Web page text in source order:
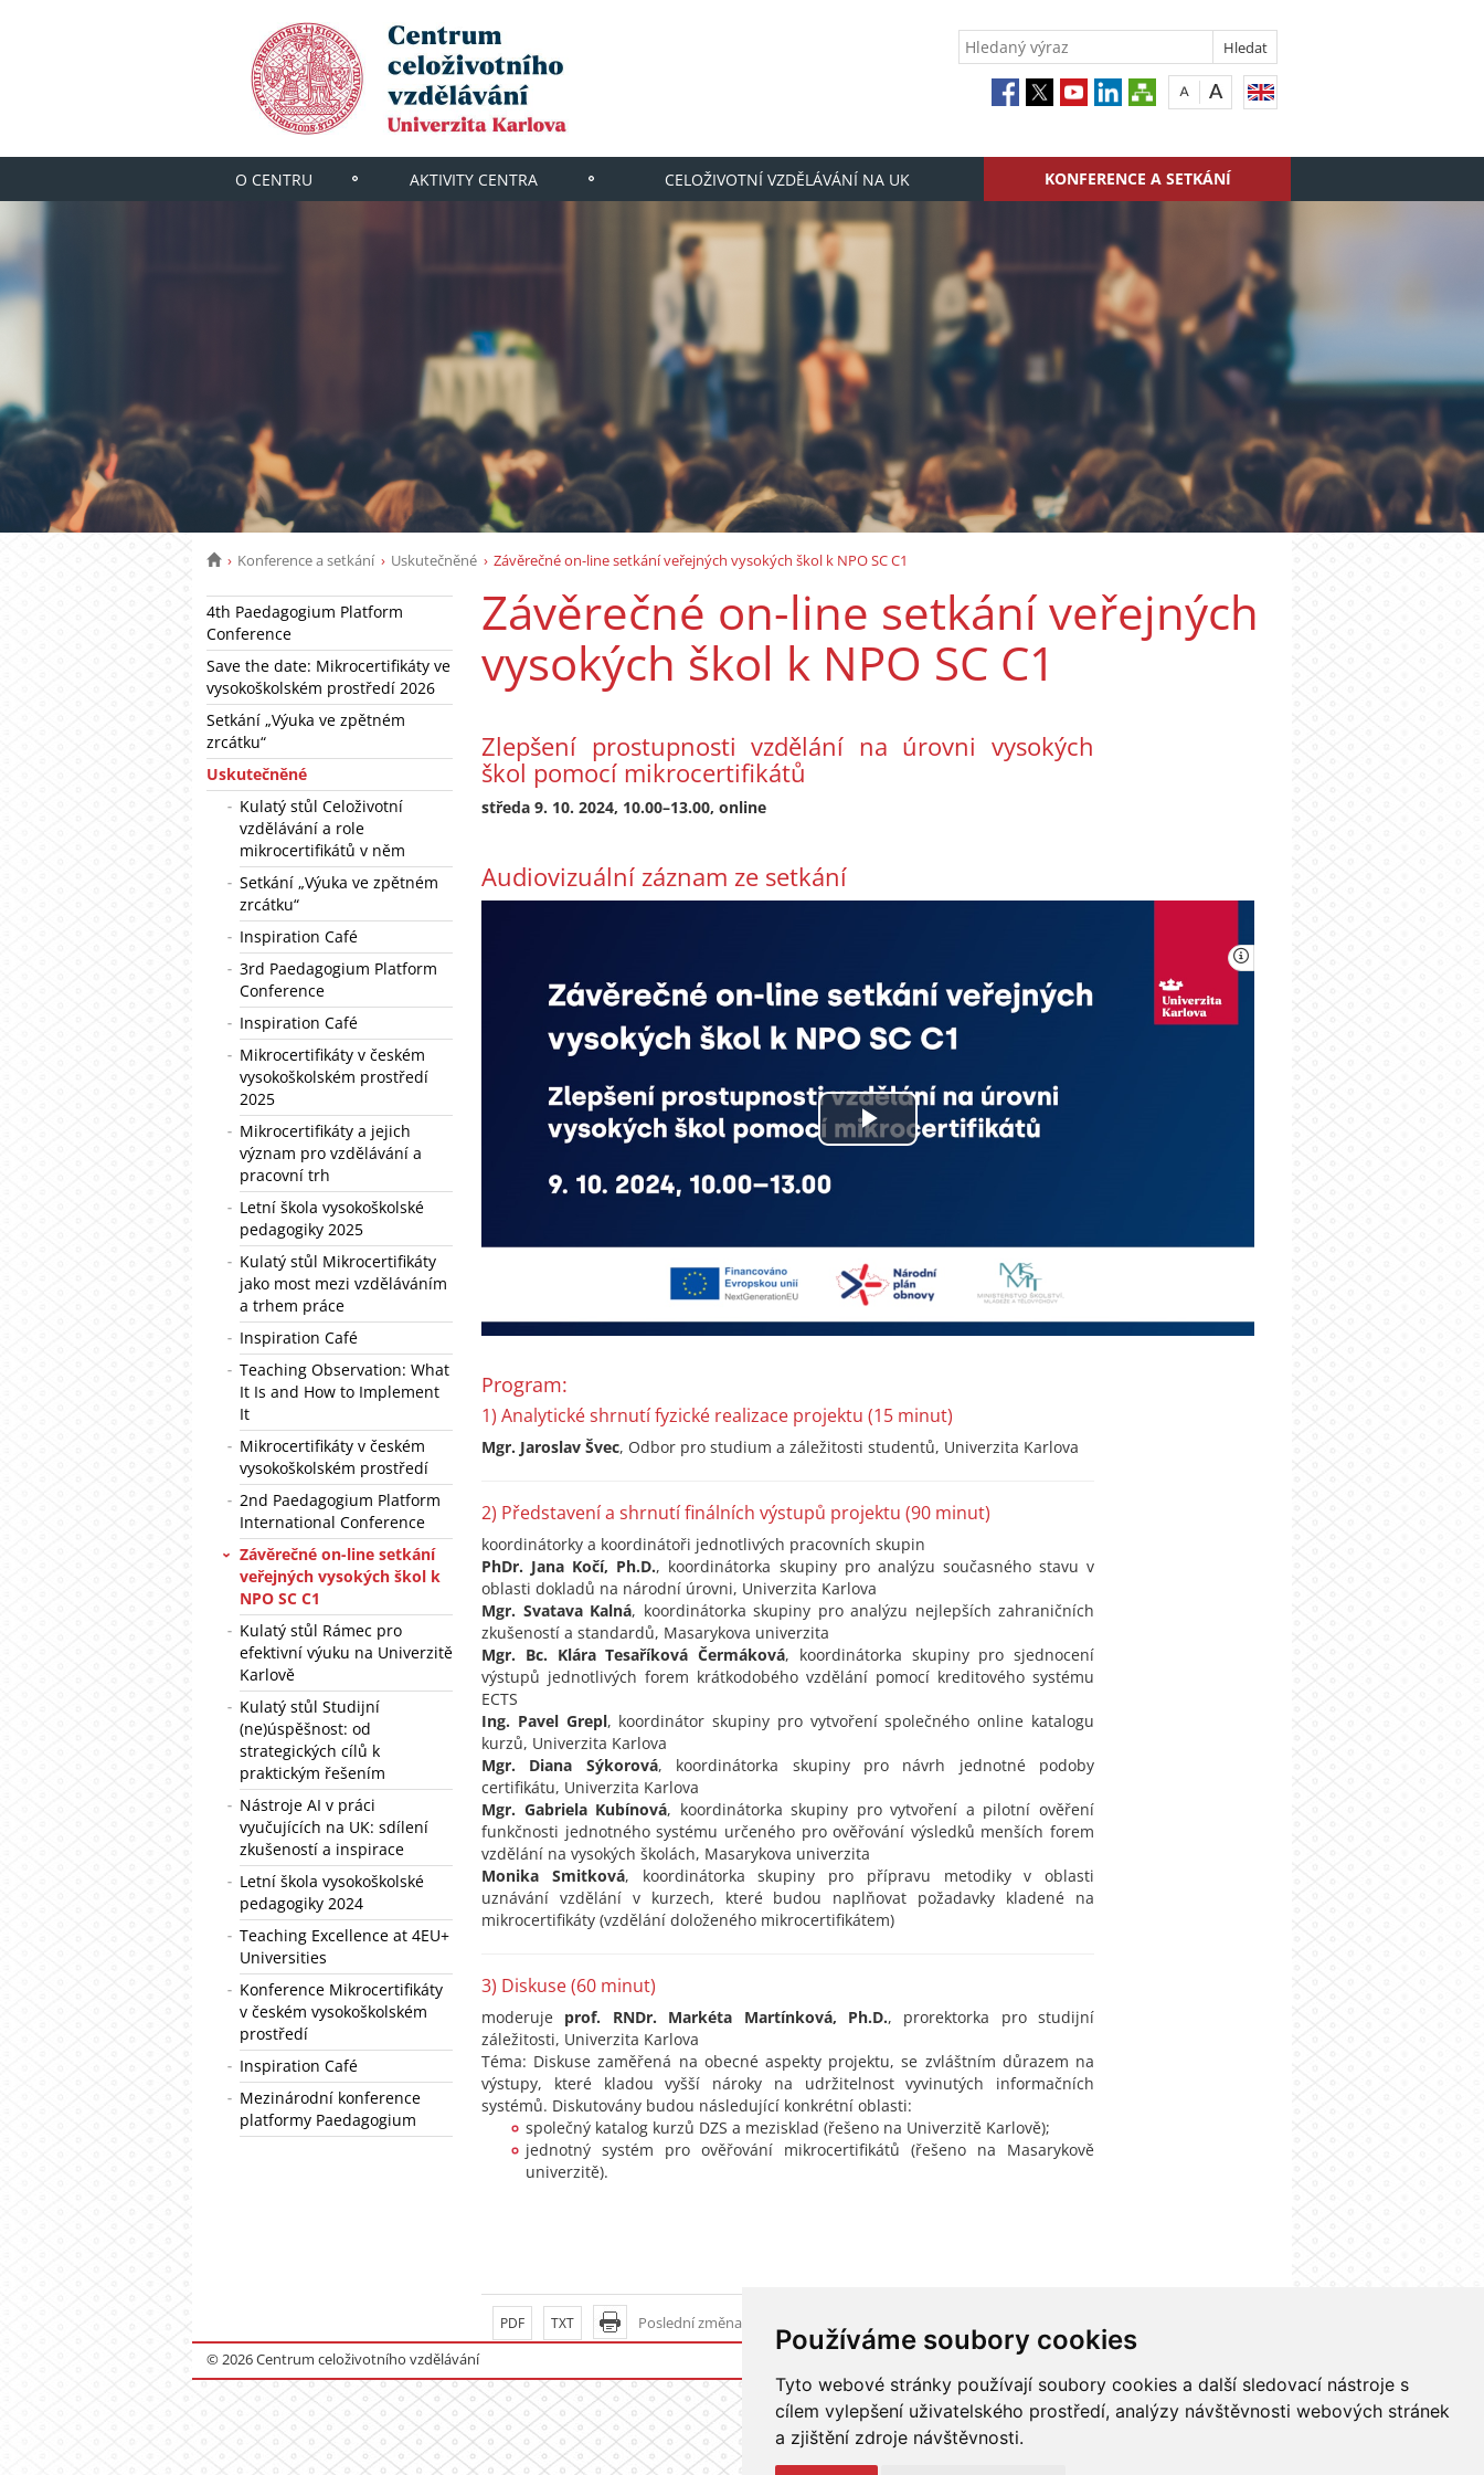
Používáme soubory cookies
Tyto webové stránky používají soubory cookies a další sledovací nástroje s
cílem vylepšení uživatelského prostředí, analýzy návštěvnosti webových stránek
a zjištění zdroje návštěvnosti.
O CENTRU AKTIVITY CENTRA CELOŽIVOTNÍ VZDĚLÁVÁNÍ NA UK KONFERENCE A SETKÁNÍ
Konference a setkání Uskutečněné Závěrečné on-line setkání veřejných vysokých škol k NPO SC C1
4th Paedagogium Platform
Conference
Save the date: Mikrocertifikáty ve
vysokoškolském prostředí 2026
Setkání „Výuka ve zpětném
zrcátku“
Uskutečněné
Kulatý stůl Celoživotní
vzdělávání a role
mikrocertifikátů v něm
Setkání „Výuka ve zpětném
zrcátku“
Inspiration Café
3rd Paedagogium Platform
Conference
Inspiration Café
Mikrocertifikáty v českém
vysokoškolském prostředí
2025
Mikrocertifikáty a jejich
význam pro vzdělávání a
pracovní trh
Letní škola vysokoškolské
pedagogiky 2025
Kulatý stůl Mikrocertifikáty
jako most mezi vzděláváním
a trhem práce
Inspiration Café
Teaching Observation: What
It Is and How to Implement
It
Mikrocertifikáty v českém
vysokoškolském prostředí
2nd Paedagogium Platform
International Conference
Závěrečné on-line setkání
veřejných vysokých škol k
NPO SC C1
Kulatý stůl Rámec pro
efektivní výuku na Univerzitě
Karlově
Kulatý stůl Studijní
(ne)úspěšnost: od
strategických cílů k
praktickým řešením
Nástroje AI v práci
vyučujících na UK: sdílení
zkušeností a inspirace
Letní škola vysokoškolské
pedagogiky 2024
Teaching Excellence at 4EU+
Universities
Konference Mikrocertifikáty
v českém vysokoškolském
prostředí
Inspiration Café
Mezinárodní konference
platformy Paedagogium
Závěrečné on-line setkání veřejných
vysokých škol k NPO SC C1
Zlepšení prostupnosti vzdělání na úrovni vysokých
škol pomocí mikrocertifikátů
středa 9. 10. 2024, 10.00–13.00, online
Audiovizuální záznam ze setkání
Program:
1) Analytické shrnutí fyzické realizace projektu (15 minut)
Mgr. Jaroslav Švec, Odbor pro studium a záležitosti studentů, Univerzita Karlova
2) Představení a shrnutí finálních výstupů projektu (90 minut)
koordinátorky a koordinátoři jednotlivých pracovních skupin
PhDr. Jana Kočí, Ph.D., koordinátorka skupiny pro analýzu současného stavu v
oblasti dokladů na národní úrovni​, Univerzita Karlova
Mgr. Svatava Kalná, koordinátorka skupiny pro analýzu nejlepších zahraničních
zkušeností a standardů​, Masarykova univerzita
Mgr. Bc. Klára Tesaříková Čermáková, koordinátorka skupiny pro sjednocení
výstupů jednotlivých forem krátkodobého vzdělání pomocí kreditového systému
ECTS
Ing. Pavel Grepl​, koordinátor skupiny pro vytvoření společného online katalogu
kurzů​, Univerzita Karlova
Mgr. Diana Sýkorová, koordinátorka skupiny pro návrh jednotné podoby
certifikátu​, Univerzita Karlova
Mgr. Gabriela Kubínová, koordinátorka skupiny pro vytvoření a pilotní ověření
funkčnosti jednotného systému určeného pro ověřování výsledků menších forem
vzdělání na vysokých školách​, Masarykova univerzita
Monika Smitková, koordinátorka skupiny pro přípravu metodiky v oblasti
uznávání vzdělání v kurzech, které budou naplňovat požadavky kladené na
mikrocertifikáty (vzdělání doloženého mikrocertifikátem)
3) Diskuse (60 minut)
moderuje prof. RNDr. Markéta Martínková, Ph.D., prorektorka pro studijní
záležitosti, Univerzita Karlova
Téma: Diskuse zaměřená na obecné aspekty projektu, se zvláštním důrazem na
výstupy, které kladou vyšší nároky na udržitelnost vyvinutých informačních
systémů. Diskutovány budou následující konkrétní oblasti:
společný katalog kurzů DZS a mezisklad (řešeno na Univerzitě Karlově);
jednotný systém pro ověřování mikrocertifikátů (řešeno na Masarykově
univerzitě).
Poslední změna: 10. říjen 2024 14:33
PDF TXT
© 2026 Centrum celoživotního vzdělávání Přihlášení do informačního systému UK